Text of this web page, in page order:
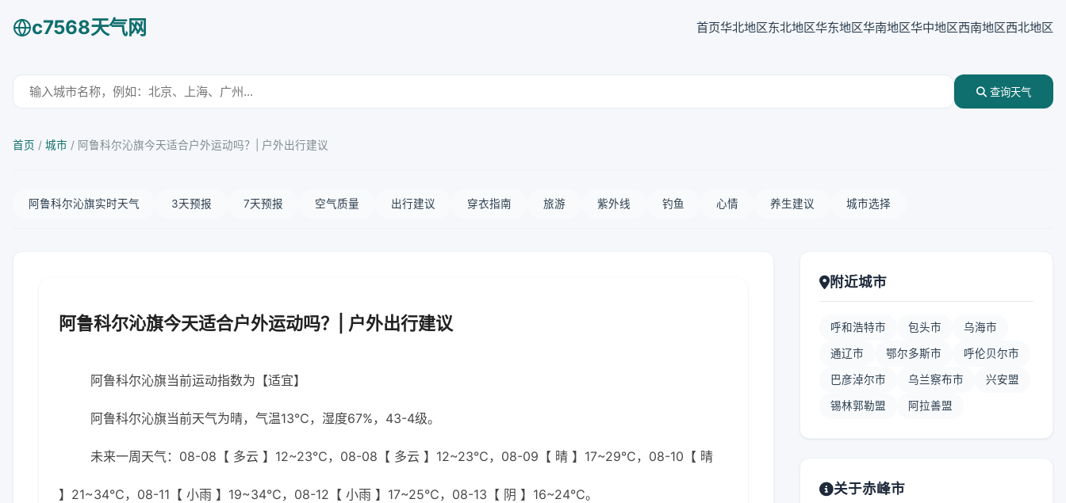
c7568天气网 首页华北地区东北地区华东地区华南地区华中地区西南地区西北地区
查询天气
首页 / 城市 / 阿鲁科尔沁旗今天适合户外运动吗？| 户外出行建议
阿鲁科尔沁旗实时天气 3天预报 7天预报 空气质量 出行建议 穿衣指南 旅游 紫外线 钓鱼 心情 养生建议 城市选择
阿鲁科尔沁旗今天适合户外运动吗？| 户外出行建议
阿鲁科尔沁旗当前运动指数为【适宜】
阿鲁科尔沁旗当前天气为晴，气温13℃，湿度67%，43-4级。
未来一周天气：08-08【 多云 】12~23℃，08-08【 多云 】12~23℃，08-09【 晴 】17~29℃，08-10【 晴
】21~34℃，08-11【 小雨 】19~34℃，08-12【 小雨 】17~25℃，08-13【 阴 】16~24℃。
附近城市
呼和浩特市 包头市 乌海市
通辽市 鄂尔多斯市 呼伦贝尔市
巴彦淖尔市 乌兰察布市 兴安盟
锡林郭勒盟 阿拉善盟
关于赤峰市